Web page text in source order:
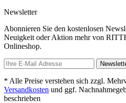
Newsletter
Abonnieren Sie den kostenlosen
Neuigkeit oder Aktion mehr von
Onlineshop.
* Alle Preise verstehen sich zzgl.
Versandkosten und ggf.
beschrieben